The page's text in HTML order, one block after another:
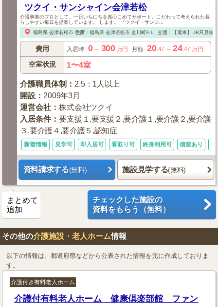
ツクイ・サンシャイン会津若松
介護事業のプロとして、一日いちにちを真心こめてサポート。こだわって考えられた暮
らしやすい毎日を提案しています。 します。 『ツクイ・サンシ...
福島県 会津若松市 住所： 福島県 会津若松市金川町9-1 交通：【電車】 JR只見線
費用 入居時 0～ 300 万円 月額 20.47 ～24.47 万円
空室状況 1〜4室
介護職員体制 ： 2.5：1人以上
開設 ： 2009年3月
運営会社 ：株式会社ツクイ
入居条件：要支援１,要支援２,要介護１,要介護２,要介護
３,要介護４,要介護５,認知症
新着情報 見学可 即入居可 看取り可 終身利用可 個室あり 体
資料請求する(無料) 施設見学する(無料)
まとめて
追加
チェックした施設の
資料をもらう（無料）
その他の介護施設・老人ホーム情報
以下の情報は、都道府県などから公表された情報を元に作成しておりま
す。
介護付き有料老人ホーム
介護付有料老人ホーム 健康倶楽部館 ファン